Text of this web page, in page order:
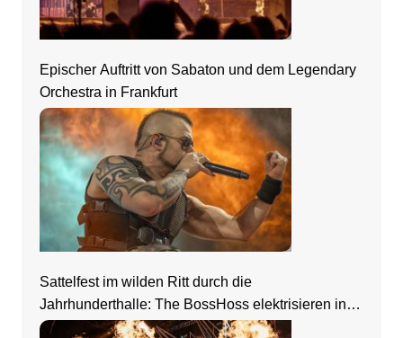
Epischer Auftritt von Sabaton und dem Legendary
Orchestra in Frankfurt
Sattelfest im wilden Ritt durch die
Jahrhunderthalle: The BossHoss elektrisieren in
Frankfurt